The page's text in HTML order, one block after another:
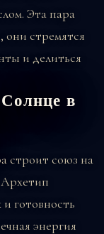
Эта пара
они стремятся
и делиться
в
строит союз на
готовность
энергия